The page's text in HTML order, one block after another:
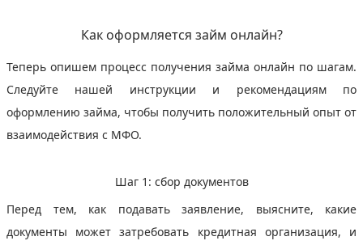
Как оформляется займ онлайн?
Теперь опишем процесс получения займа онлайн по шагам.
Следуйте нашей инструкции и рекомендациям по
оформлению займа, чтобы получить положительный опыт от
взаимодействия с МФО.
Шаг 1: сбор документов
Перед тем, как подавать заявление, выясните, какие
документы может затребовать кредитная организация, и